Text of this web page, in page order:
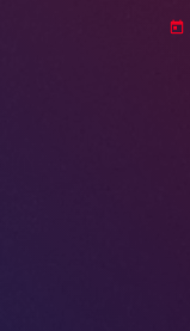
today